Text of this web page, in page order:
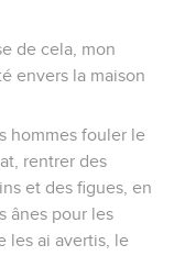
de cela, mon
envers la maison
hommes fouler le
rentrer des
et des figues, en
ânes pour les
les ai avertis, le